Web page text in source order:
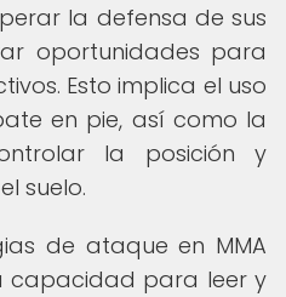
la defensa de sus
oportunidades para
Esto implica el uso
en pie, así como la
la posición y
suelo.
de ataque en MMA
capacidad para leer y